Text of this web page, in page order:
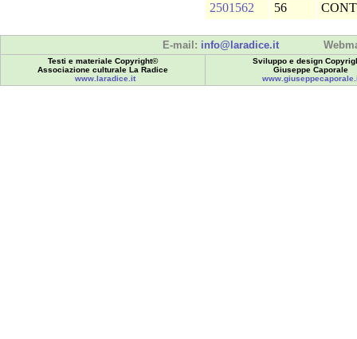
2501562
56
E-mail: info@laradice.it
Testi e materiale Copyright©
Associazione culturale La Radice
www.laradice.it
Sviluppo e design
Giuseppe Caporale